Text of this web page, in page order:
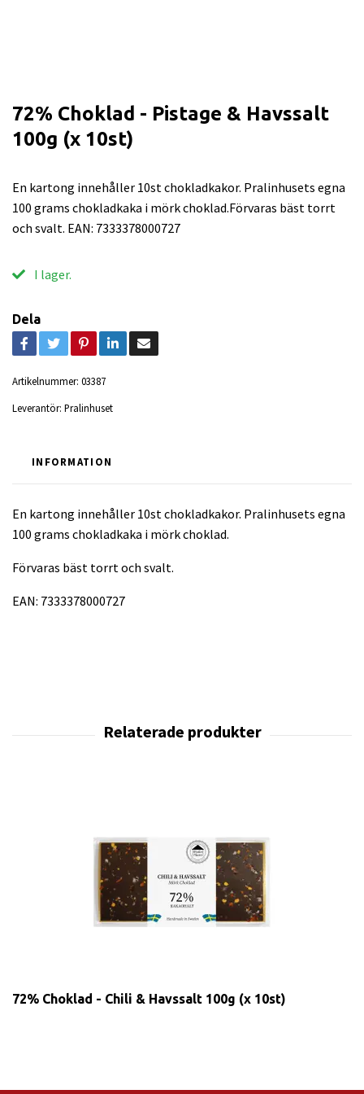
72% Choklad - Pistage & Havssalt
100g (x 10st)
En kartong innehåller 10st chokladkakor. Pralinhusets egna
100 grams chokladkaka i mörk choklad.Förvaras bäst torrt
och svalt. EAN: 7333378000727
I lager.
Dela
Artikelnummer: 03387
Leverantör: Pralinhuset
INFORMATION
En kartong innehåller 10st chokladkakor. Pralinhusets egna
100 grams chokladkaka i mörk choklad.
Förvaras bäst torrt och svalt.
EAN: 7333378000727
72% Choklad - Chili & Havssalt 100g (x 10st)